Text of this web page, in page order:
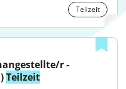
Teilzeit
r -
Teilzeit